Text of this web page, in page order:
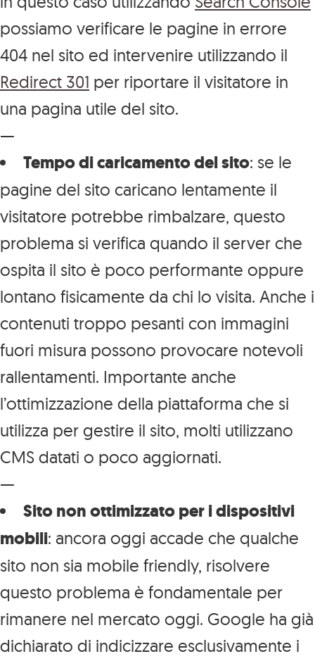
possiamo verificare le pagine in errore
404 nel sito ed intervenire utilizzando il
Redirect 301 per riportare il visitatore in
una pagina utile del sito.
—
Tempo di caricamento del sito: se le
pagine del sito caricano lentamente il
visitatore potrebbe rimbalzare, questo
problema si verifica quando il server che
ospita il sito è poco performante oppure
lontano fisicamente da chi lo visita. Anche i
contenuti troppo pesanti con immagini
fuori misura possono provocare notevoli
rallentamenti. Importante anche
l’ottimizzazione della piattaforma che si
utilizza per gestire il sito, molti utilizzano
CMS datati o poco aggiornati.
—
Sito non ottimizzato per i dispositivi
mobili: ancora oggi accade che qualche
sito non sia mobile friendly, risolvere
questo problema è fondamentale per
rimanere nel mercato oggi. Google ha già
dichiarato di indicizzare esclusivamente i